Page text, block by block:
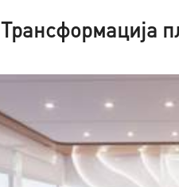
Трансформација